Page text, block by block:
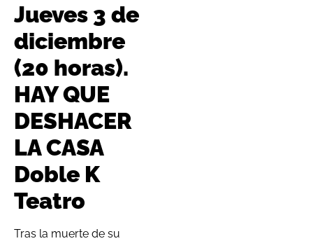
Jueves 3 de
diciembre
(20 horas).
HAY QUE
DESHACER
LA CASA
Doble K
Teatro
Tras la muerte de su